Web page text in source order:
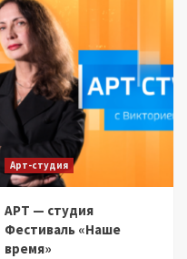
Арт-студия
АРТ — студия
Фестиваль «Наше
время»